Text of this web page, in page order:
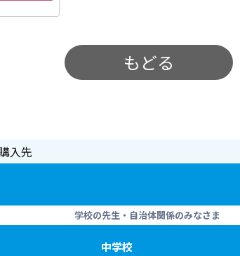
もどる
入先
学校の先生・自治体関係のみなさま
中学校